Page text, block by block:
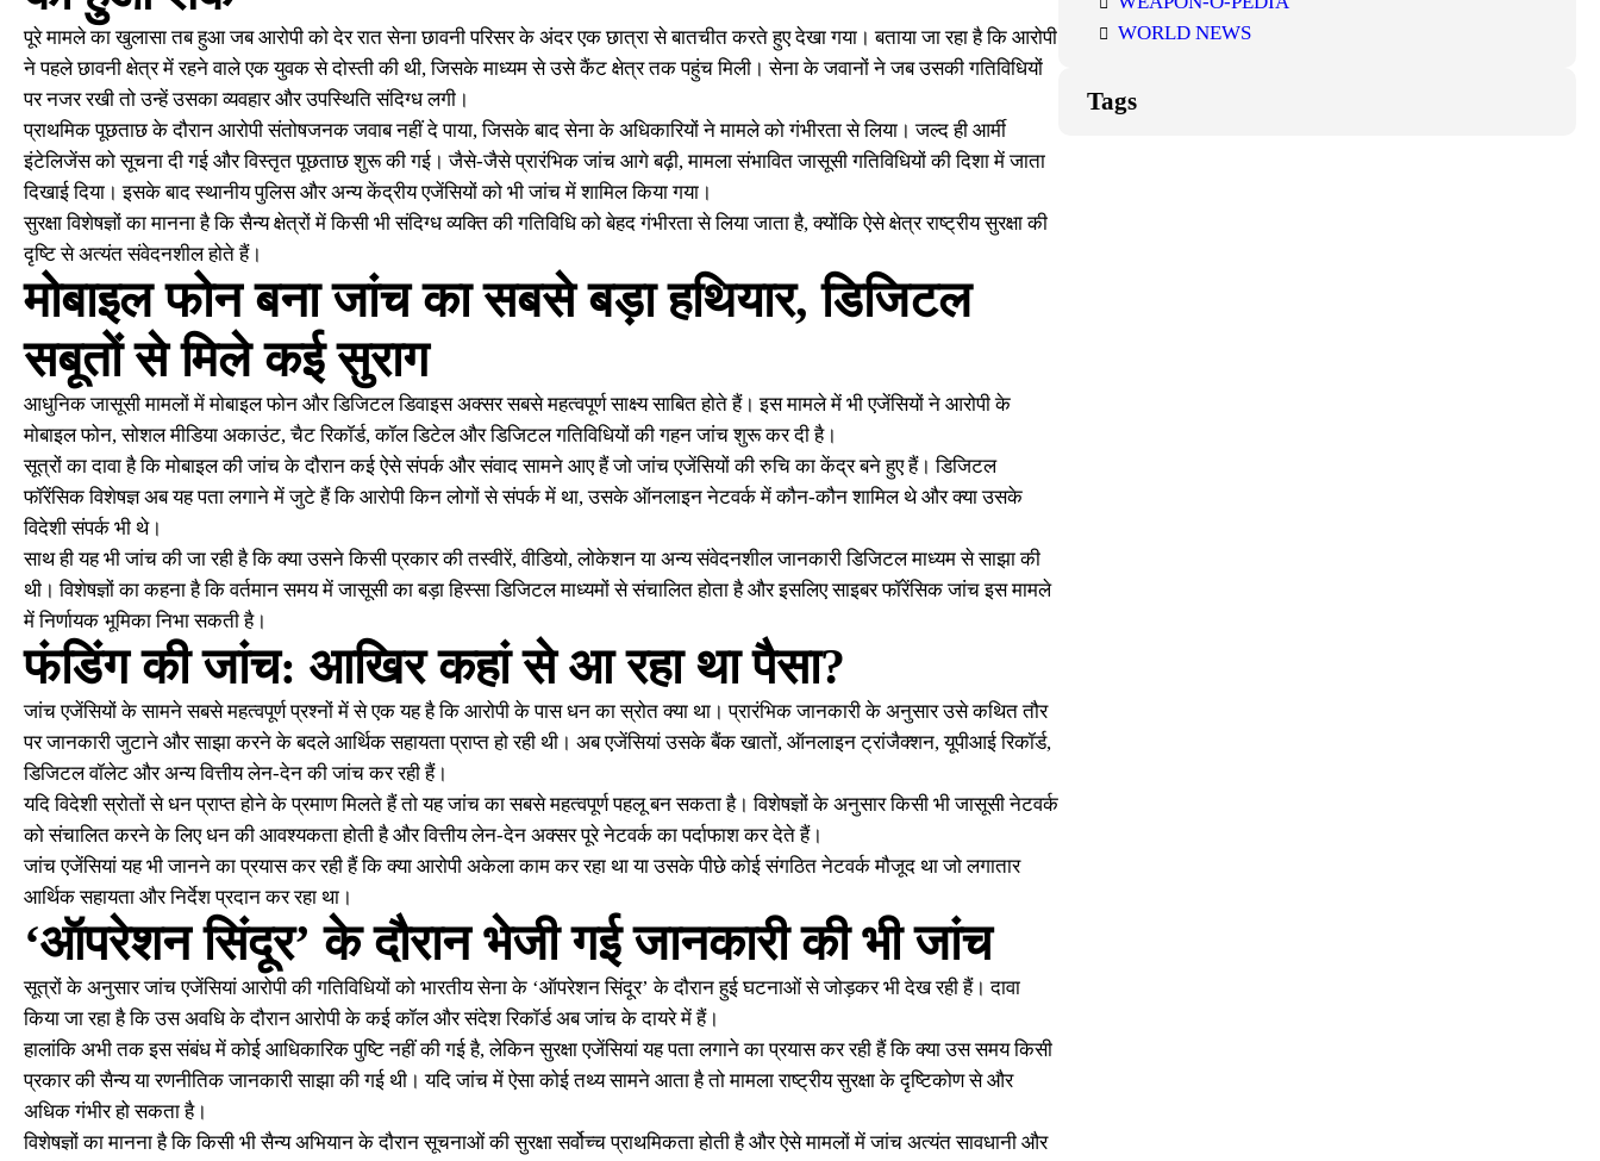
पूरे मामले का खुलासा तब हुआ जब आरोपी को देर रात सेना छावनी परिसर के अंदर एक छात्रा से बातचीत करते हुए देखा गया। बताया जा रहा है कि आरोपी
ने पहले छावनी क्षेत्र में रहने वाले एक युवक से दोस्ती की थी, जिसके माध्यम से उसे कैंट क्षेत्र तक पहुंच मिली। सेना के जवानों ने जब उसकी गतिविधियों
पर नजर रखी तो उन्हें उसका व्यवहार और उपस्थिति संदिग्ध लगी।
प्राथमिक पूछताछ के दौरान आरोपी संतोषजनक जवाब नहीं दे पाया, जिसके बाद सेना के अधिकारियों ने मामले को गंभीरता से लिया। जल्द ही आर्मी
इंटेलिजेंस को सूचना दी गई और विस्तृत पूछताछ शुरू की गई। जैसे-जैसे प्रारंभिक जांच आगे बढ़ी, मामला संभावित जासूसी गतिविधियों की दिशा में जाता
दिखाई दिया। इसके बाद स्थानीय पुलिस और अन्य केंद्रीय एजेंसियों को भी जांच में शामिल किया गया।
सुरक्षा विशेषज्ञों का मानना है कि सैन्य क्षेत्रों में किसी भी संदिग्ध व्यक्ति की गतिविधि को बेहद गंभीरता से लिया जाता है, क्योंकि ऐसे क्षेत्र राष्ट्रीय सुरक्षा की
दृष्टि से अत्यंत संवेदनशील होते हैं।
मोबाइल फोन बना जांच का सबसे बड़ा हथियार, डिजिटल
सबूतों से मिले कई सुराग
आधुनिक जासूसी मामलों में मोबाइल फोन और डिजिटल डिवाइस अक्सर सबसे महत्वपूर्ण साक्ष्य साबित होते हैं। इस मामले में भी एजेंसियों ने आरोपी के
मोबाइल फोन, सोशल मीडिया अकाउंट, चैट रिकॉर्ड, कॉल डिटेल और डिजिटल गतिविधियों की गहन जांच शुरू कर दी है।
सूत्रों का दावा है कि मोबाइल की जांच के दौरान कई ऐसे संपर्क और संवाद सामने आए हैं जो जांच एजेंसियों की रुचि का केंद्र बने हुए हैं। डिजिटल
फॉरेंसिक विशेषज्ञ अब यह पता लगाने में जुटे हैं कि आरोपी किन लोगों से संपर्क में था, उसके ऑनलाइन नेटवर्क में कौन-कौन शामिल थे और क्या उसके
विदेशी संपर्क भी थे।
साथ ही यह भी जांच की जा रही है कि क्या उसने किसी प्रकार की तस्वीरें, वीडियो, लोकेशन या अन्य संवेदनशील जानकारी डिजिटल माध्यम से साझा की
थी। विशेषज्ञों का कहना है कि वर्तमान समय में जासूसी का बड़ा हिस्सा डिजिटल माध्यमों से संचालित होता है और इसलिए साइबर फॉरेंसिक जांच इस मामले
में निर्णायक भूमिका निभा सकती है।
फंडिंग की जांच: आखिर कहां से आ रहा था पैसा?
जांच एजेंसियों के सामने सबसे महत्वपूर्ण प्रश्नों में से एक यह है कि आरोपी के पास धन का स्रोत क्या था। प्रारंभिक जानकारी के अनुसार उसे कथित तौर
पर जानकारी जुटाने और साझा करने के बदले आर्थिक सहायता प्राप्त हो रही थी। अब एजेंसियां उसके बैंक खातों, ऑनलाइन ट्रांजैक्शन, यूपीआई रिकॉर्ड,
डिजिटल वॉलेट और अन्य वित्तीय लेन-देन की जांच कर रही हैं।
यदि विदेशी स्रोतों से धन प्राप्त होने के प्रमाण मिलते हैं तो यह जांच का सबसे महत्वपूर्ण पहलू बन सकता है। विशेषज्ञों के अनुसार किसी भी जासूसी नेटवर्क
को संचालित करने के लिए धन की आवश्यकता होती है और वित्तीय लेन-देन अक्सर पूरे नेटवर्क का पर्दाफाश कर देते हैं।
जांच एजेंसियां यह भी जानने का प्रयास कर रही हैं कि क्या आरोपी अकेला काम कर रहा था या उसके पीछे कोई संगठित नेटवर्क मौजूद था जो लगातार
आर्थिक सहायता और निर्देश प्रदान कर रहा था।
‘ऑपरेशन सिंदूर’ के दौरान भेजी गई जानकारी की भी जांच
सूत्रों के अनुसार जांच एजेंसियां आरोपी की गतिविधियों को भारतीय सेना के ‘ऑपरेशन सिंदूर’ के दौरान हुई घटनाओं से जोड़कर भी देख रही हैं। दावा
किया जा रहा है कि उस अवधि के दौरान आरोपी के कई कॉल और संदेश रिकॉर्ड अब जांच के दायरे में हैं।
हालांकि अभी तक इस संबंध में कोई आधिकारिक पुष्टि नहीं की गई है, लेकिन सुरक्षा एजेंसियां यह पता लगाने का प्रयास कर रही हैं कि क्या उस समय किसी
प्रकार की सैन्य या रणनीतिक जानकारी साझा की गई थी। यदि जांच में ऐसा कोई तथ्य सामने आता है तो मामला राष्ट्रीय सुरक्षा के दृष्टिकोण से और
अधिक गंभीर हो सकता है।
विशेषज्ञों का मानना है कि किसी भी सैन्य अभियान के दौरान सूचनाओं की सुरक्षा सर्वोच्च प्राथमिकता होती है और ऐसे मामलों में जांच अत्यंत सावधानी और
WORLD NEWS
Tags